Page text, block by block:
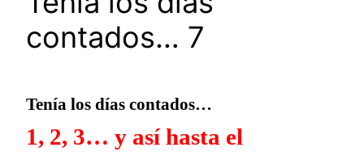
contados… 7
Tenía los días contados…
1, 2, 3… y así hasta el